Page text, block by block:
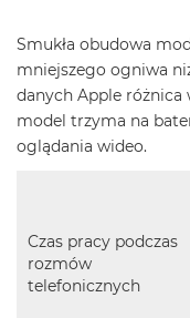
o
k
P
r
o
G
w
d
n
a
s
Smukła obudowa
mniejszego ogniwa
danych Apple różnica
model trzyma na
oglądania wideo.
Czas pracy podczas
rozmów
telefonicznych